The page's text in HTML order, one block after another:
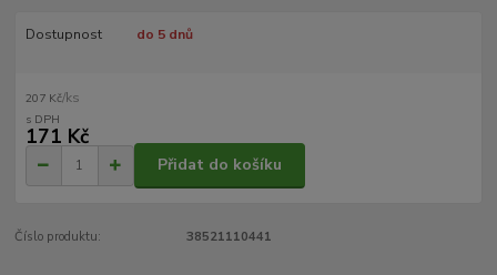
Dostupnost do 5 dnů
207 Kč/ks
171 Kč
Přidat do košíku
Číslo produktu: 38521110441